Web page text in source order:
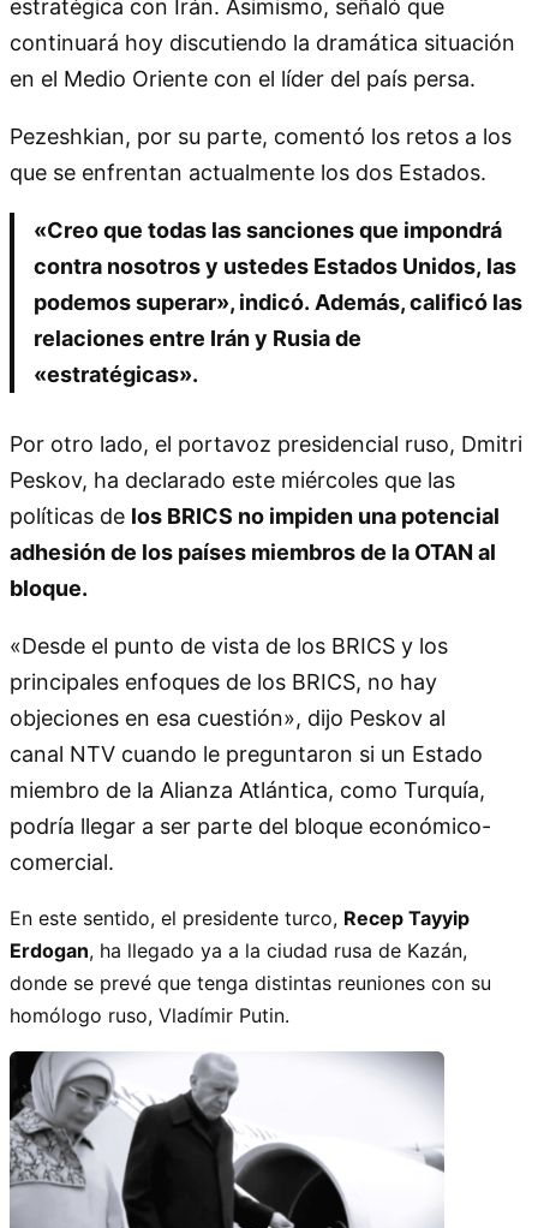
estratégica con Irán. Asimismo, señaló que
continuará hoy discutiendo la dramática situación
en el Medio Oriente con el líder del país persa.
Pezeshkian, por su parte, comentó los retos a los
que se enfrentan actualmente los dos Estados.
«Creo que todas las sanciones que impondrá
contra nosotros y ustedes Estados Unidos, las
podemos superar», indicó. Además, calificó las
relaciones entre Irán y Rusia de
«estratégicas».
Por otro lado, el portavoz presidencial ruso, Dmitri
Peskov, ha declarado este miércoles que las
políticas de los BRICS no impiden una potencial
adhesión de los países miembros de la OTAN al
bloque.
«Desde el punto de vista de los BRICS y los
principales enfoques de los BRICS, no hay
objeciones en esa cuestión», dijo Peskov al
canal NTV cuando le preguntaron si un Estado
miembro de la Alianza Atlántica, como Turquía,
podría llegar a ser parte del bloque económico-
comercial.
En este sentido, el presidente turco, Recep Tayyip
Erdogan, ha llegado ya a la ciudad rusa de Kazán,
donde se prevé que tenga distintas reuniones con su
homólogo ruso, Vladímir Putin.